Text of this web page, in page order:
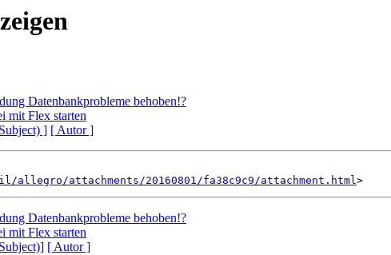
Datenbankprobleme behoben!?
mit Flex starten
] [ Autor ]
attachments/20160801/fa38c9c9/attachment.html
Datenbankprobleme behoben!?
mit Flex starten
[ Autor ]